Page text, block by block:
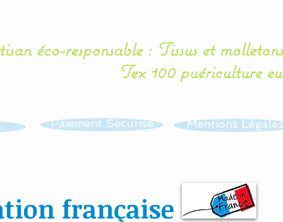
éco-responsable : Tissus et
Tex 100 puériculture
Paiement Sécurisé Mentions Légales
française